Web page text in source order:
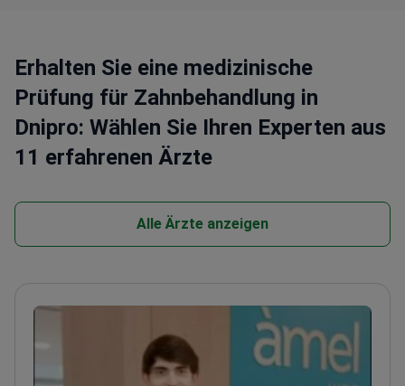
Erhalten Sie eine medizinische
Prüfung für Zahnbehandlung in
Dnipro: Wählen Sie Ihren Experten aus
11 erfahrenen Ärzte
Alle Ärzte anzeigen